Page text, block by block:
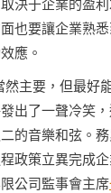
決于企業的盈
也要讓企業熟
應。
然主要，但最好
出了一聲冷笑
的音樂和弦。
政策立異完成
公司監事會主席